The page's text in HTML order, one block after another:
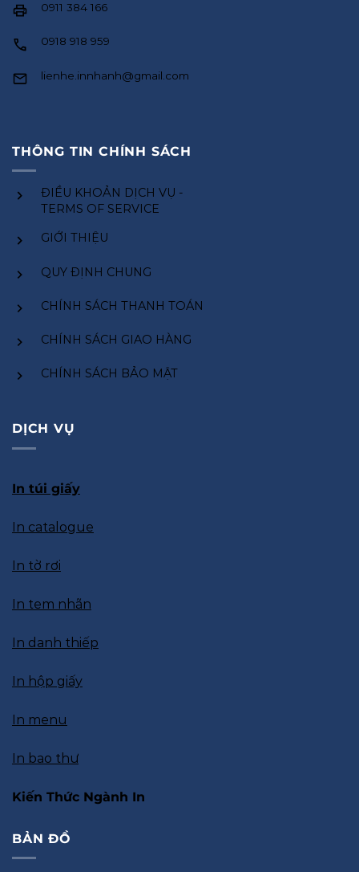
0911 384 166
0918 918 959
lienhe.innhanh@gmail.com
THÔNG TIN CHÍNH SÁCH
ĐIỀU KHOẢN DỊCH VỤ -
TERMS OF SERVICE
GIỚI THIỆU
QUY ĐỊNH CHUNG
CHÍNH SÁCH THANH TOÁN
CHÍNH SÁCH GIAO HÀNG
CHÍNH SÁCH BẢO MẬT
DỊCH VỤ
In túi giấy
In catalogue
In tờ rơi
In tem nhãn
In danh thiếp
In hộp giấy
In menu
In bao thư
Kiến Thức Ngành In
BẢN ĐỒ